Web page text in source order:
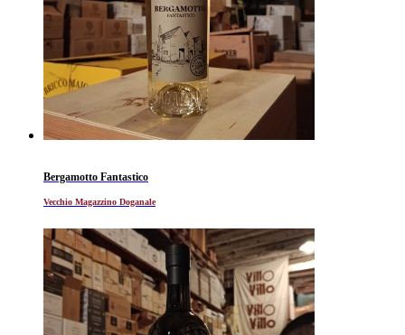
Bergamotto Fantastico
Vecchio Magazzino Doganale